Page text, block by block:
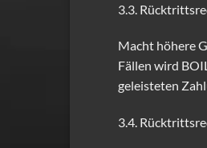
3.3.
Macht höhere
Fällen wird
geleisteten
3.4.